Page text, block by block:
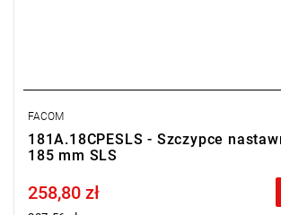
FACOM
181A.18CPESLS - Szczypce
185 mm SLS
Price tax included
258,80 zł